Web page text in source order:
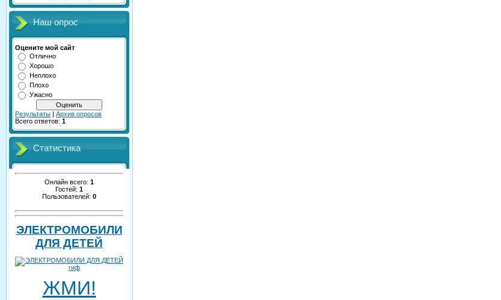
Наш опрос
Оцените мой сайт
Отлично
Хорошо
Неплохо
Плохо
Ужасно
Результаты | Архив опросов
Всего ответов: 1
Статистика
Онлайн всего: 1
Гостей: 1
Пользователей: 0
ЭЛЕКТРОМОБИЛИ
ДЛЯ ДЕТЕЙ
ЖМИ!